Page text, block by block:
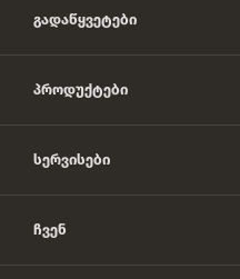
Გადაწყვეტები
Პროდუქტები
Სერვისები
Ჩვენ